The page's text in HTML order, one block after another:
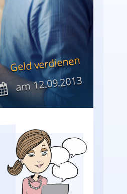
Geld verdienen
am12.09.2013